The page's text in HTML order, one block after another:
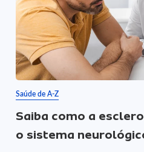
Saúde de A-Z
Saiba como a
o sistema